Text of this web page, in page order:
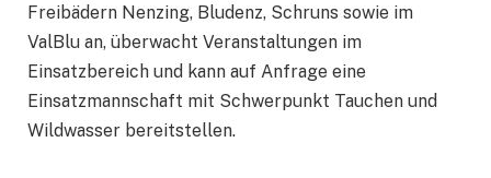
Freibädern Nenzing, Bludenz, Schruns sowie im
ValBlu an, überwacht Veranstaltungen im
Einsatzbereich und kann auf Anfrage eine
Einsatzmannschaft mit Schwerpunkt Tauchen und
Wildwasser bereitstellen.